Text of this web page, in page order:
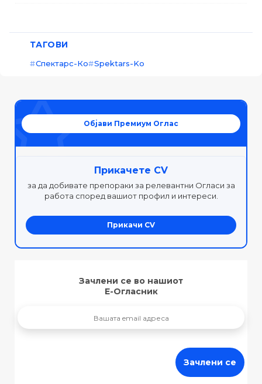
ТАГОВИ
Спектарс-Ко Spektars-Ko
Објави Премиум Оглас
Прикачете CV
за да добивате препораки за релевантни Огласи за
работа според вашиот профил и интереси.
Прикачи CV
Зачлени се во нашиот
Е-Огласник